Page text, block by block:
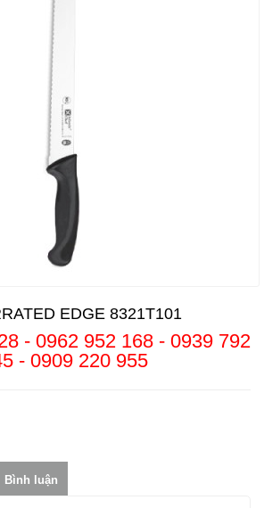
EDGE 8321T101
- 0962 952 168 - 0939 792
- 0909 220 955
Bình luận